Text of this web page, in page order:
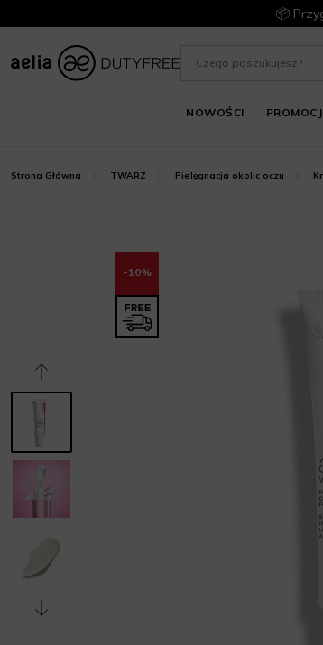
📦
NOWOŚCI
Strona Główna TWARZ Pielęgnacja okolic oczu
-10%